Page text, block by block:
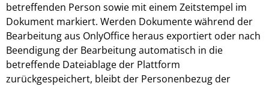
betreffenden Person sowie mit einem Zeitstempel im
Dokument markiert. Werden Dokumente während der
Bearbeitung aus OnlyOffice heraus exportiert oder nach
Beendigung der Bearbeitung automatisch in die
betreffende Dateiablage der Plattform
zurückgespeichert, bleibt der Personenbezug der